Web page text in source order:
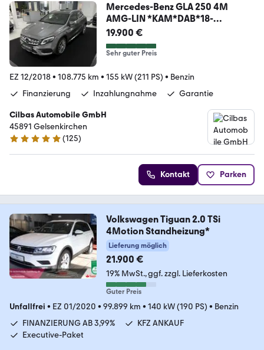
Mercedes-Benz GLA 250 4M
AMG-LIN *KAM*DAB*18-
ZOLL*LED*SHZ*
19.900 €
Sehr guter Preis
EZ 12/2018• 108.775 km • 155 kW (211 PS) • Benzin
Finanzierung
Inzahlungnahme Garantie
Cilbas Automobile GmbH
45891 Gelsenkirchen
4.8 Sterne
(125)
Kontakt Parken
Volkswagen Tiguan 2.0 TSi
4Motion Standheizung*
Lieferung möglich
21.900 €
19% MwSt. ggf. zzgl. Lieferkosten
Guter Preis
Unfallfrei • EZ 01/2020 • 99.899 km • 140 kW (190 PS) • Benzin
FINANZIERUNG AB 3,99%
KFZ ANKAUF
Executive-Paket